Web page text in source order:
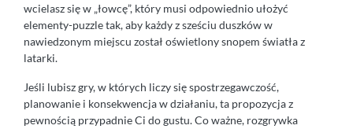
wcielasz się w „łowcę”, który musi odpowiednio ułożyć
elementy-puzzle tak, aby każdy z sześciu duszków w
nawiedzonym miejscu został oświetlony snopem światła z
latarki.
Jeśli lubisz gry, w których liczy się spostrzegawczość,
planowanie i konsekwencja w działaniu, ta propozycja z
pewnością przypadnie Ci do gustu. Co ważne, rozgrywka